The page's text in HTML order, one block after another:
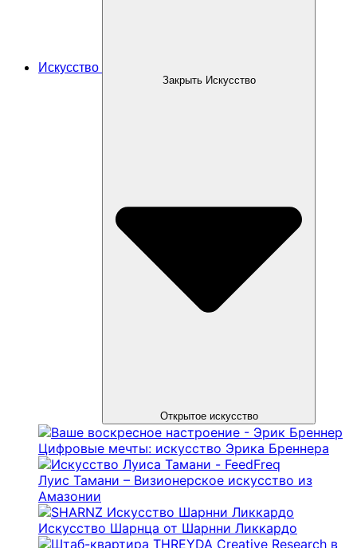
Искусство
Закрыть Искусство
Открытое искусство
Цифровые мечты: искусство Эрика Бреннера
Луис Тамани – Визионерское искусство из
Амазонии
Искусство Шарнца от Шарнни Ликкардо